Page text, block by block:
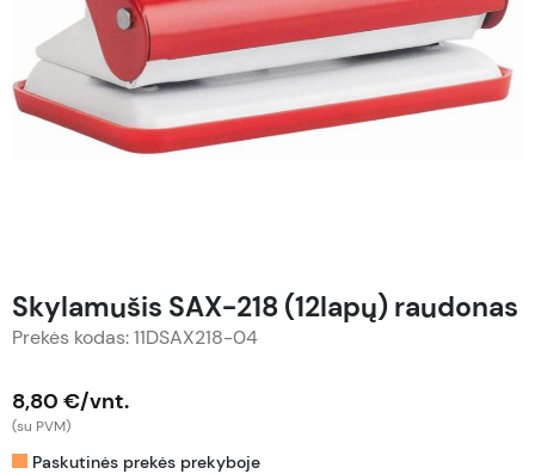
Skylamušis SAX-218 (12lapų) raudonas
Prekės kodas: 11DSAX218-04
8,80 €/vnt.
(su PVM)
Paskutinės prekės prekyboje